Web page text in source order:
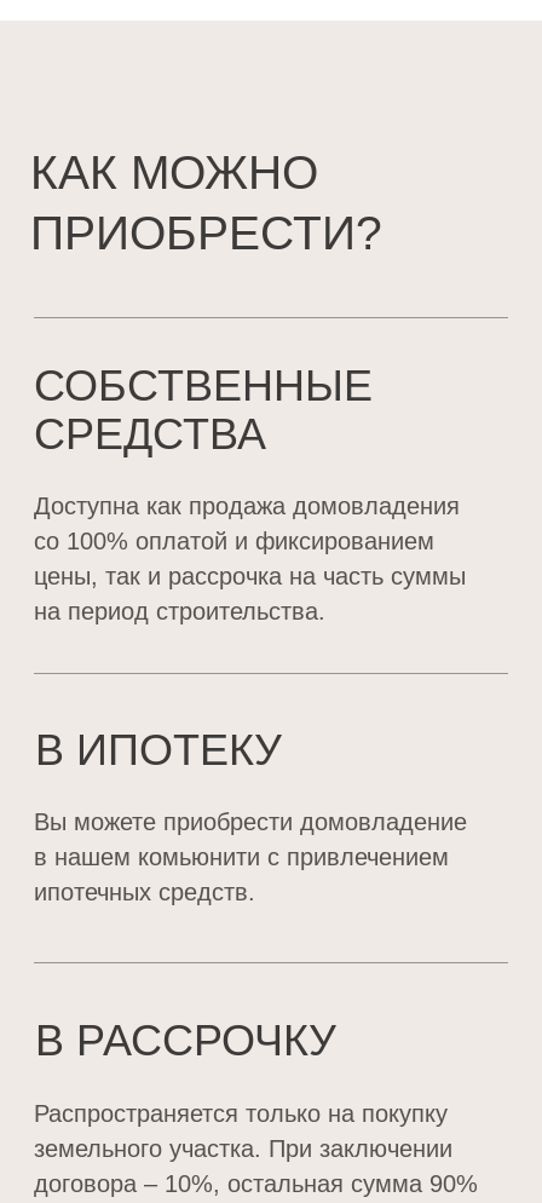
ПОЯВИЛИСЬ
ВОПРОСЫ?
свяжемся с вами в ближайшее время
ОТПРАВИТЬ
п. Васильево — ул. Весенняя, д. 1.
Как добраться?
Консультации в офисе и экскурсии